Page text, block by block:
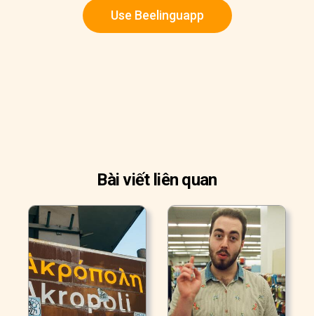
Use Beelinguapp
Bài viết liên quan